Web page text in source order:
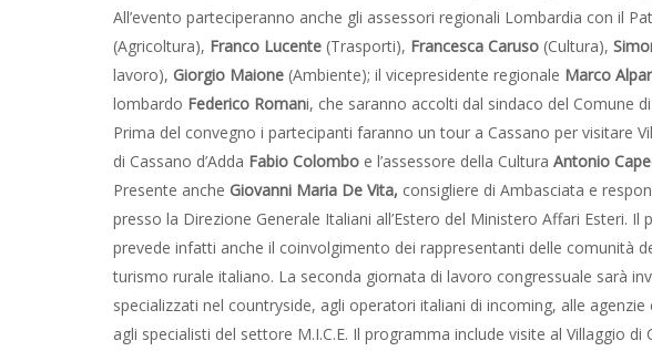
All’evento parteciperanno anche gli assessori regionali Lombardia con il
(Agricoltura), Franco Lucente (Trasporti), Francesca Caruso (Cultura),
lavoro), Giorgio Maione (Ambiente); il vicepresidente regionale Marco
lombardo Federico Romani, che saranno accolti dal sindaco del Comune di
Prima del convegno i partecipanti faranno un tour a Cassano per visitare
di Cassano d’Adda Fabio Colombo e l’assessore della Cultura Antonio
Presente anche Giovanni Maria De Vita, consigliere di Ambasciata e
presso la Direzione Generale Italiani all’Estero del Ministero Affari Esteri.
prevede infatti anche il coinvolgimento dei rappresentanti delle comunità
turismo rurale italiano. La seconda giornata di lavoro congressuale sarà
specializzati nel countryside, agli operatori italiani di incoming, alle
agli specialisti del settore M.I.C.E. Il programma include visite al Villaggio di